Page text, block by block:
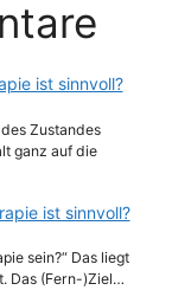
ist sinnvoll?
Zustandes
ganz auf die
ist sinnvoll?
sein?“ Das liegt
Das (Fern-)Ziel…